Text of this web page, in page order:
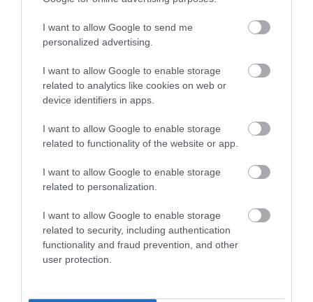
I want to allow Google to send me
personalized advertising.
I want to allow Google to enable storage
related to analytics like cookies on web or
device identifiers in apps.
I want to allow Google to enable storage
related to functionality of the website or app.
I want to allow Google to enable storage
related to personalization.
I want to allow Google to enable storage
related to security, including authentication
functionality and fraud prevention, and other
user protection.
A fedélzeten ugyan nem tudunk nagy sétákat tenni,
de alvás előtt egy kis mozgásra, nyújtásra van
lehetőség. Ezzel javítjuk a vérkeringést, megelőzzük
az izmok nyugtalanságát, valamint könnyebben
megtaláljuk a kényelmes alvási pozíciót.
Az Emirates számtalan kényelmi szolgáltatást kínál
komfortosan érezhessék magukat. Puha takarót és